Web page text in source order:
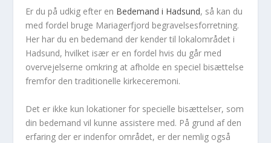
Er du på udkig efter en Bedemand i Hadsund, så kan du
med fordel bruge Mariagerfjord begravelsesforretning.
Her har du en bedemand der kender til lokalområdet i
Hadsund, hvilket især er en fordel hvis du går med
overvejelserne omkring at afholde en speciel bisættelse
fremfor den traditionelle kirkeceremoni.
Det er ikke kun lokationer for specielle bisættelser, som
din bedemand vil kunne assistere med. På grund af den
erfaring der er indenfor området, er der nemlig også